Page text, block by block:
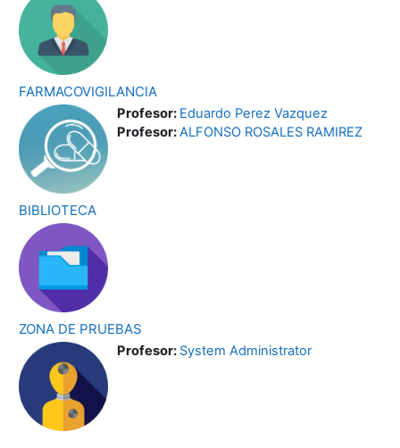
FARMACOVIGILANCIA
Profesor: Eduardo Perez Vazquez
Profesor:ALFONSO ROSALES RAMIREZ
BIBLIOTECA
ZONA DE PRUEBAS
Profesor: System Administrator